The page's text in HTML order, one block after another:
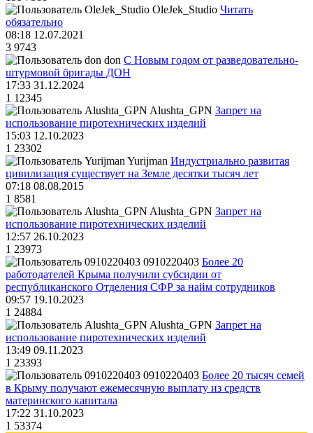
OleJek_Studio Читать
обязательно
08:18 12.07.2021
3 9743
don С Новым годом от разведовательно-
штурмовой бригады ДОН
17:33 31.12.2024
1 12345
Alushta_GPN Запрет на
использование пиротехнических изделий
15:03 12.10.2023
1 23302
Yurijman Индустриально развитая
цивилизация существует на Земле десятки тысяч лет
07:18 08.08.2015
1 8581
Alushta_GPN Запрет на
использование пиротехнических изделий
12:57 26.10.2023
1 23973
0910220403 Более 20
работодателей Крыма получили субсидии от
республиканского Отделения СФР за найм сотрудников
09:57 19.10.2023
1 24884
Alushta_GPN Запрет на
использование пиротехнических изделий
13:49 09.11.2023
1 23393
0910220403 Более 20 тысяч семей
в Крыму получают ежемесячную выплату из средств
материнского капитала
17:22 31.10.2023
1 53374